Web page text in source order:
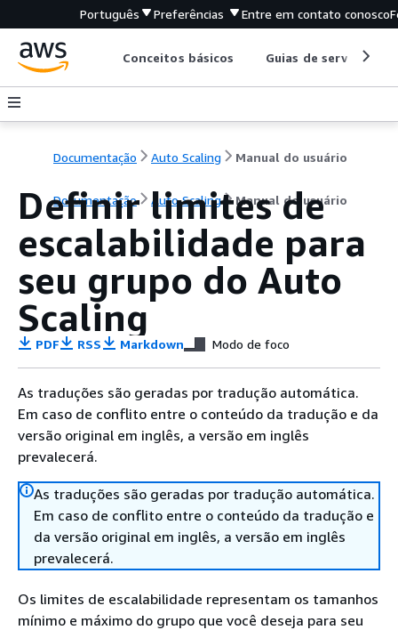
Português Preferências Entre em contato conosco
Conceitos básicos Guias de serviço
Documentação Auto Scaling Manual do usuário
Documentação Auto Scaling Manual do usuário
Definir limites de
escalabilidade para
seu grupo do Auto
Scaling
PDF RSS Markdown Modo de foco
As traduções são geradas por tradução automática.
Em caso de conflito entre o conteúdo da tradução e da
versão original em inglês, a versão em inglês
prevalecerá.
As traduções são geradas por tradução automática.
Em caso de conflito entre o conteúdo da tradução e
da versão original em inglês, a versão em inglês
prevalecerá.
Os limites de escalabilidade representam os tamanhos
mínimo e máximo do grupo que você deseja para seu